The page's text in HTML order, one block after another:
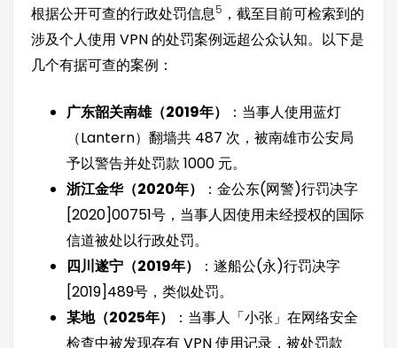
根据公开可查的行政处罚信息5 ，截至目前可检索到的
涉及个人使用 VPN 的处罚案例远超公众认知。以下是
几个有据可查的案例：
广东韶关南雄（2019年）
：当事人使用蓝灯
（Lantern）翻墙共 487 次，被南雄市公安局
予以警告并处罚款 1000 元。
浙江金华（2020年）
：金公东(网警)行罚决字
[2020]00751号，当事人因使用未经授权的国际
信道被处以行政处罚。
四川遂宁（2019年）
：遂船公(永)行罚决字
[2019]489号，类似处罚。
某地（2025年）
：当事人「小张」在网络安全
检查中被发现存有 VPN 使用记录，被处罚款